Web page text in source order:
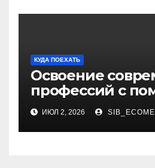
КУДА ПОЕХАТЬ
Освоение
профессий с
онлайн-
ИЮЛ 2, 2026